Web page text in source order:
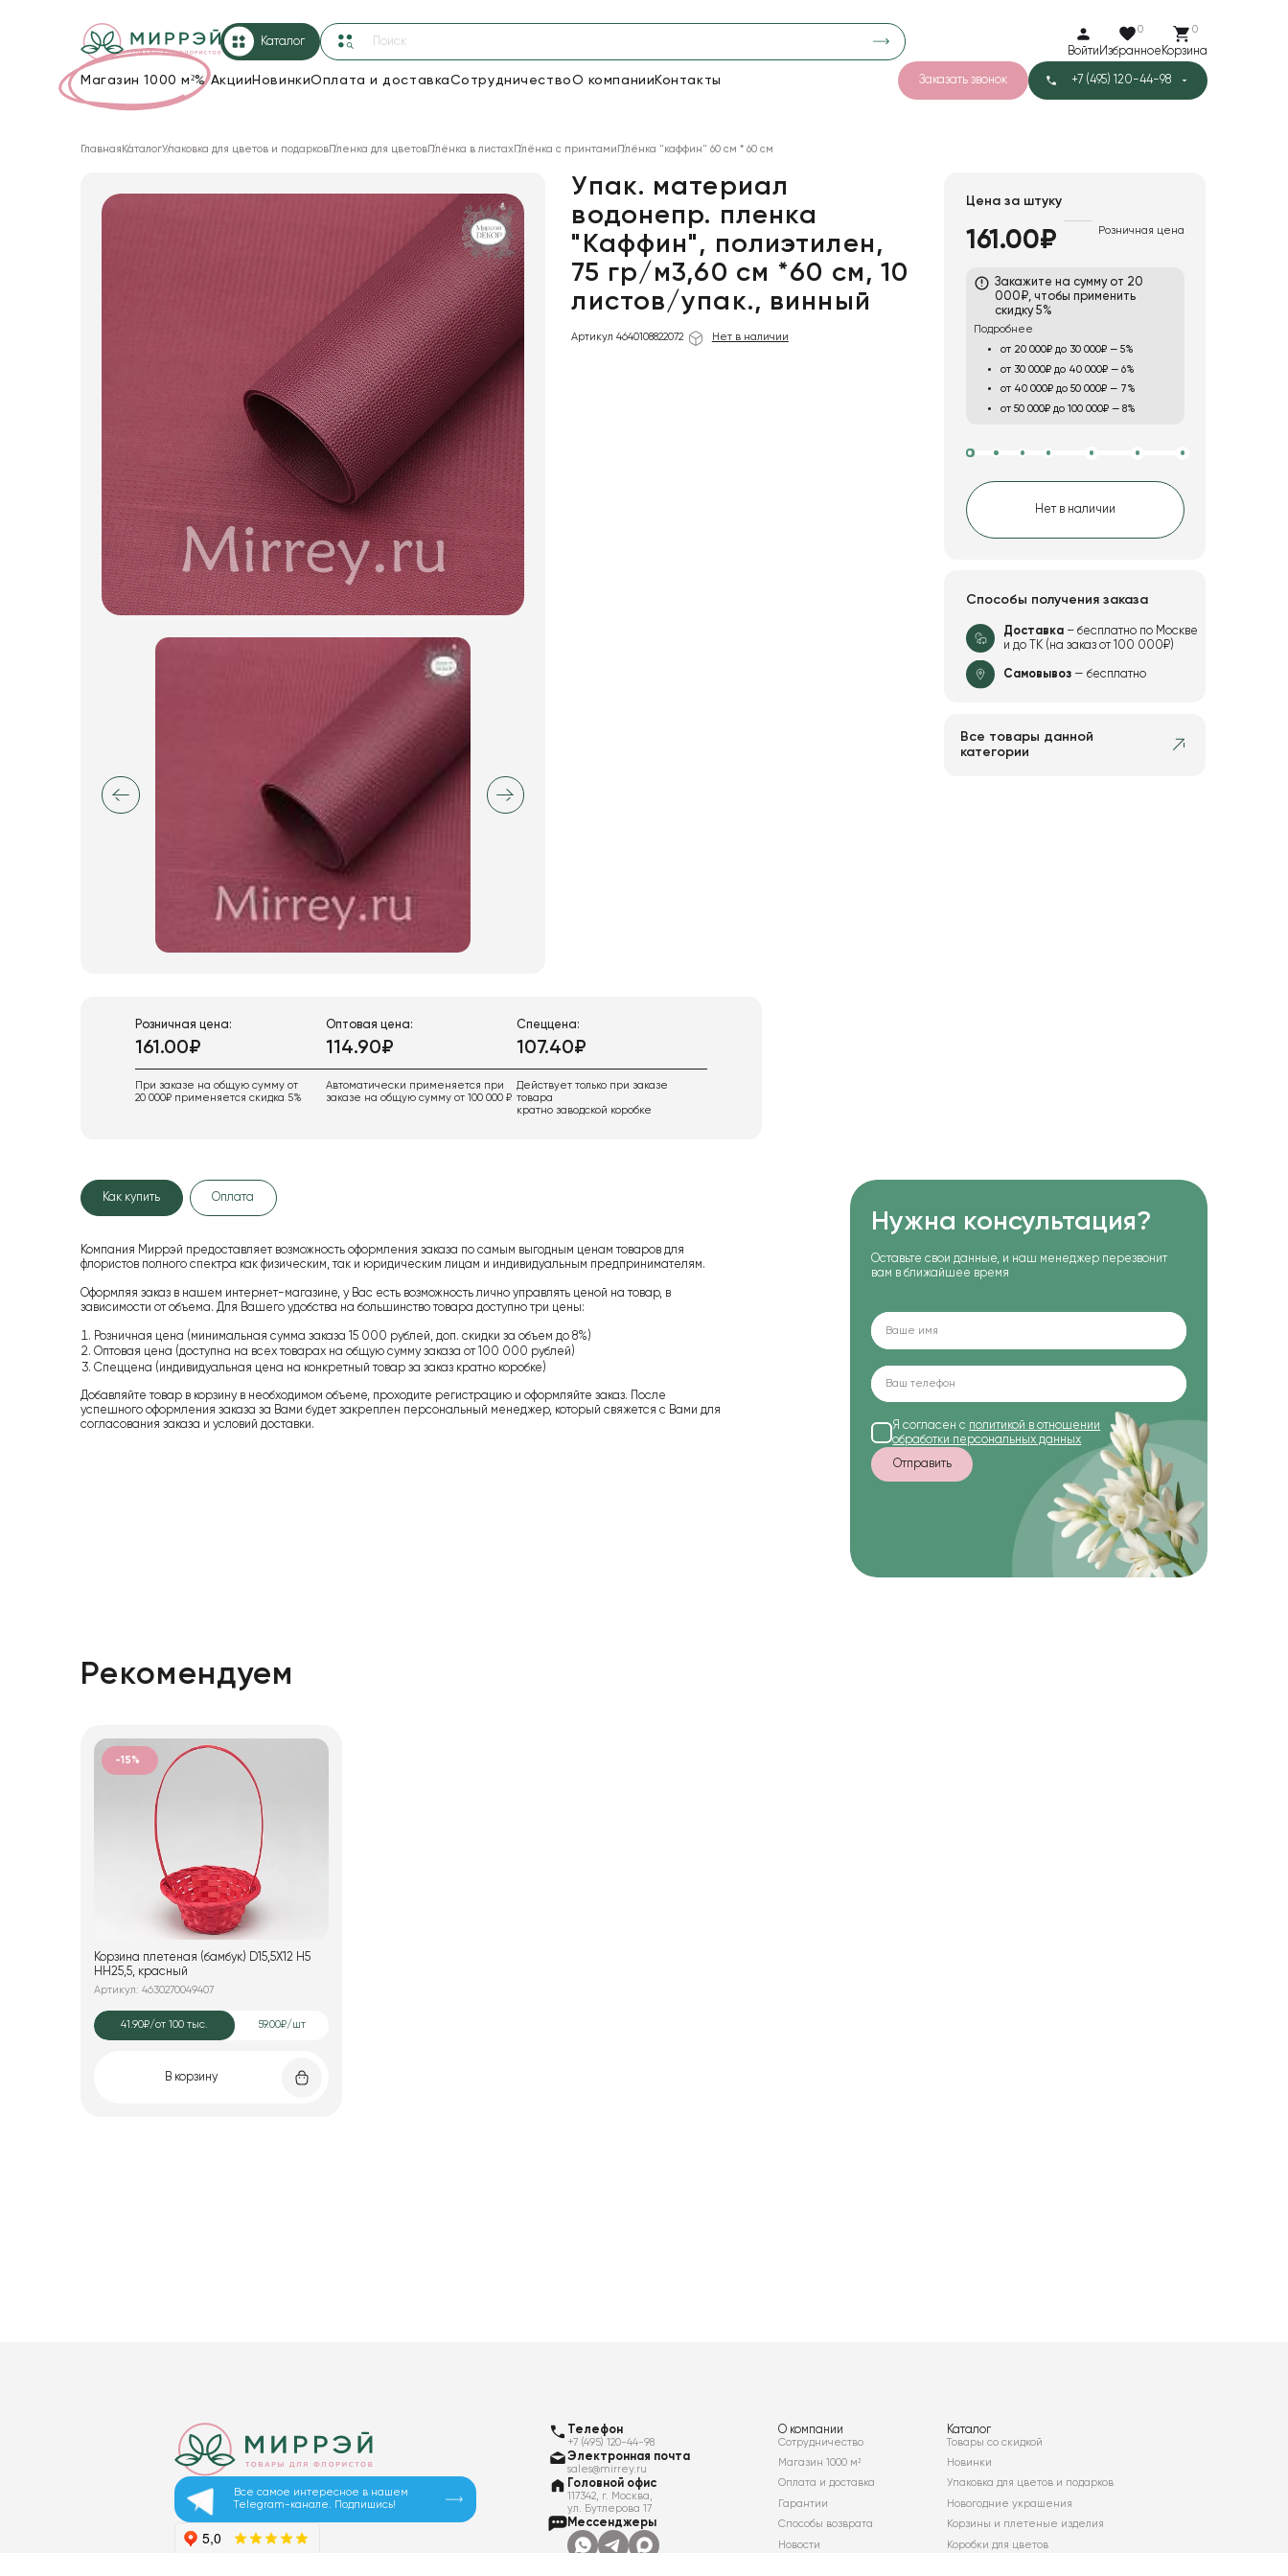
Каталог
Войти
0
Избранное
0
Корзина
Магазин 1000 м²%Акции НовинкиОплата и доставкаСотрудничествоО компании Контакты Заказать звонок +7 (495) 120-44-98
прозрачная
18
Сетка 6
Корзины и плетеные изделия
Пакеты для цветов и подарков
Искусственные цветы и растения
Декоративные вазы, кашпо
Фоамиран
Свечи
Игрушки мягкие
Изделия из металла
Главная КаталогУпаковка для цветов и подарковПленка для цветовПлёнка в листахПлёнка с принтами Плёнка "каффин" 60 см * 60 см
Упак. материал
водонепр. пленка
"Каффин", полиэтилен,
75 гр/м3,60 см *60 см, 10
листов/упак., винный
Артикул 4640108822072 Нет в наличии
Розничная цена:
161.00₽
При заказе на общую сумму от
20 000₽ применяется скидка 5%
Оптовая цена:
114.90₽
Автоматически применяется при
заказе на общую сумму от 100 000 ₽
Спеццена:
107.40₽
Действует только при заказе
товара
кратно заводской коробке
Цена за штуку
161.00₽ Розничная цена
Закажите на сумму от 20
000₽, чтобы применить
скидку 5%
Подробнее
от 20 000₽ до 30 000₽ — 5%
от 30 000₽ до 40 000₽ — 6%
от 40 000₽ до 50 000₽ — 7%
от 50 000₽ до 100 000₽ — 8%
Нет в наличии
Способы получения заказа
Доставка– бесплатно по Москве
и до ТК (на заказ от 100 000₽)
Самовывоз— бесплатно
Все товары данной
категории
Как купить Оплата
Компания Миррэй предоставляет возможность оформления заказа по самым выгодным ценам товаров для
флористов полного спектра как физическим, так и юридическим лицам и индивидуальным предпринимателям.
Оформляя заказ в нашем интернет-магазине, у Вас есть возможность лично управлять ценой на товар, в
зависимости от объема. Для Вашего удобства на большинство товара доступно три цены:
Розничная цена (минимальная сумма заказа 15 000 рублей, доп. скидки за объем до 8%)
Оптовая цена (доступна на всех товарах на общую сумму заказа от 100 000 рублей)
Спеццена (индивидуальная цена на конкретный товар за заказ кратно коробке)
Добавляйте товар в корзину в необходимом объеме, проходите регистрацию и оформляйте заказ. После
успешного оформления заказа за Вами будет закреплен персональный менеджер, который свяжется с Вами для
согласования заказа и условий доставки.
Нужна консультация?
Оставьте свои данные, и наш менеджер перезвонит
вам в ближайшее время
Я согласен с политикой в отношении
обработки персональных данных
Отправить
Рекомендуем
-15%
Корзина плетеная (бамбук) D15,5X12 H5
HH25,5, красный
Артикул: 4630270049407
41.90₽/от 100 тыс. 59.00₽/шт
В корзину
Все самое интересное в нашем
Telegram-канале. Подпишись!
Телефон
+7 (495) 120-44-98
Электронная почта
sales@mirrey.ru
Головной офис
117342, г. Москва,
ул. Бутлерова 17
Мессенджеры
О компании
Сотрудничество
Магазин 1000 м²
Оплата и доставка
Гарантии
Способы возврата
Новости
Каталог
Товары со скидкой
Новинки
Упаковка для цветов и подарков
Новогодние украшения
Корзины и плетеные изделия
Коробки для цветов